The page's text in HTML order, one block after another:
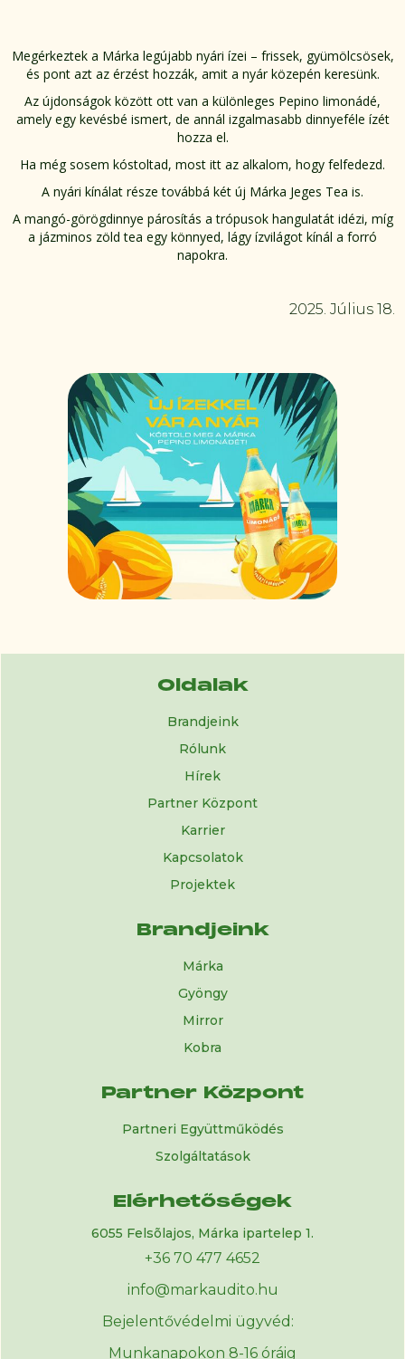
Megérkeztek a Márka legújabb nyári ízei – frissek, gyümölcsösek,
és pont azt az érzést hozzák, amit a nyár közepén keresünk.
Az újdonságok között ott van a különleges Pepino limonádé,
amely egy kevésbé ismert, de annál izgalmasabb dinnyeféle ízét
hozza el.
Ha még sosem kóstoltad, most itt az alkalom, hogy felfedezd.
A nyári kínálat része továbbá két új Márka Jeges Tea is.
A mangó-görögdinnye párosítás a trópusok hangulatát idézi, míg
a jázminos zöld tea egy könnyed, lágy ízvilágot kínál a forró
napokra.
2025. Július 18.
Oldalak
Brandjeink
Rólunk
Hírek
Partner Központ
Karrier
Kapcsolatok
Projektek
Brandjeink
Márka
Gyöngy
Mirror
Kobra
Partner Központ
Partneri Együttműködés
Szolgáltatások
Elérhetőségek
6055 Felsõlajos, Márka ipartelep 1.
+36 70 477 4652
info@markaudito.hu
Bejelentővédelmi ügyvéd:
Munkanapokon 8-16 óráig